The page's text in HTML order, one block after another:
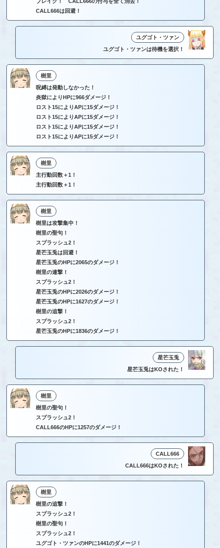
CALL666は回避！
ユグゴト・ツァン
ユグゴト・ツァンは待機を選択！
樹里
呪縛は発動しなかった！
炎獄によりHPに966ダメージ！
ロスト15によりAPに15ダメージ！
ロスト15によりAPに15ダメージ！
ロスト15によりAPに15ダメージ！
ロスト15によりAPに15ダメージ！
樹里
主行動回数＋1！
主行動回数＋1！
樹里
樹里は攻撃集中！
樹里の聖句！
スプラッシュ2！
星芒玉兎は回避！
星芒玉兎のHPに2065のダメージ！
樹里の連撃！
スプラッシュ2！
星芒玉兎のHPに2026のダメージ！
星芒玉兎のHPに1627のダメージ！
樹里の追撃！
スプラッシュ2！
星芒玉兎のHPに1836のダメージ！
星芒玉兎
星芒玉兎はKOされた！
樹里
樹里の聖句！
スプラッシュ2！
CALL666のHPに1257のダメージ！
CALL666
CALL666はKOされた！
樹里
樹里の追撃！
スプラッシュ2！
樹里の聖句！
スプラッシュ2！
ユグゴト・ツァンのHPに1441のダメージ！